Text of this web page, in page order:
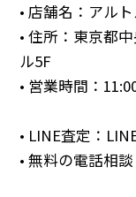
• 店舗名：アル
• 住所：東京都
ル5F
• 営業時間：
• LINE査定：
• 無料の電話相談